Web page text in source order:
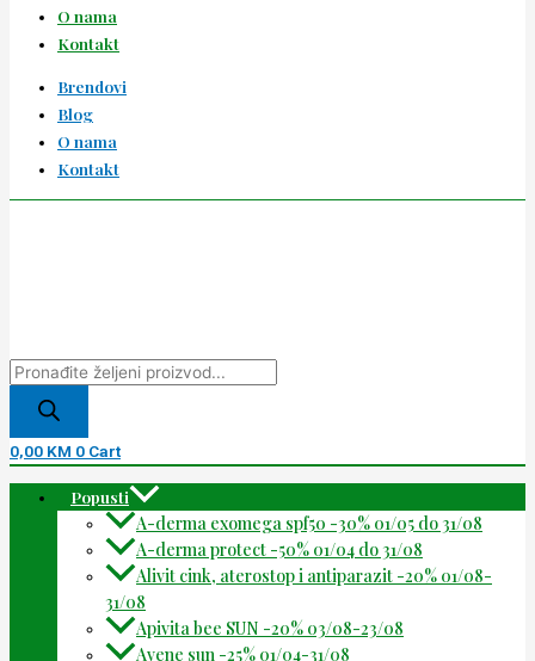
O nama
Kontakt
Brendovi
Blog
O nama
Kontakt
0,00 KM 0 Cart
Popusti
A-derma exomega spf50 -30% 01/05 do 31/08
A-derma protect -50% 01/04 do 31/08
Alivit cink, aterostop i antiparazit -20% 01/08-
31/08
Apivita bee SUN -20% 03/08-23/08
Avene sun -25% 01/04-31/08